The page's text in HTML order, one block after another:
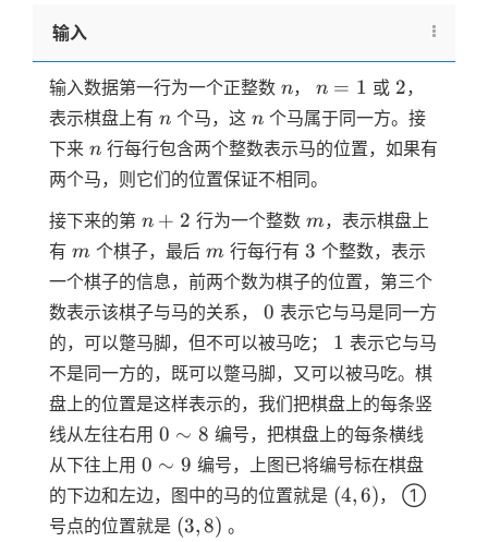
输入
输入数据第一行为一个正整数 n
n， n=1
n = 1 或 2
2，
表示棋盘上有 n
n 个马，这 n
n 个马属于同一方。接
下来 n
n 行每行包含两个整数表示马的位置，如果有
两个马，则它们的位置保证不相同。
接下来的第 n+2
n + 2 行为一个整数 m
m，表示棋盘上
有 m
m 个棋子，最后 m
m 行每行有 3
3 个整数，表示
一个棋子的信息，前两个数为棋子的位置，第三个
数表示该棋子与马的关系， 0
0 表示它与马是同一方
的，可以蹩马脚，但不可以被马吃； 1
1 表示它与马
不是同一方的，既可以蹩马脚，又可以被马吃。棋
盘上的位置是这样表示的，我们把棋盘上的每条竖
线从左往右用 0
\sim
0 ∼ 8 编号，把棋盘上的每条横线
从下往上用 0
\sim
9
0 ∼ 9 编号，上图已将编号标在棋盘
的下边和左边，图中的马的位置就是 (4,6)
(4,6)， ①
号点的位置就是 (3,8)
(3,8) 。